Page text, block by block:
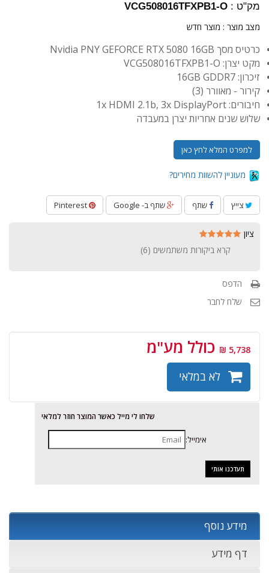
מק"ט : VCG508016TFXPB1-O
מצב מוצר : מוצר חדש
כרטיס מסך Nvidia PNY GEFORCE RTX 5080 16GB
מקט יצרן: VCG508016TFXPB1-O
זיכרון: 16GB GDDR7
קירור - מאוורר (3)
חיבורים: 1x HDMI 2.1b, 3x DisplayPort
שלוש שנים אחריות יצרן במעבדה
למפרט המלא לחץ כאן
מעוניין להשוות מחירים?
צייץ שתף שתף ב- Google
ציון
קרא ביקורות משתמשים (6
)
הדפס
שלח לחבר
5,738 ₪ כולל מע"מ
לא במלאי
שלחו לי מייל כאשר המוצר חוזר למלאי
אימייל:
מידע נוסף
דף מידע